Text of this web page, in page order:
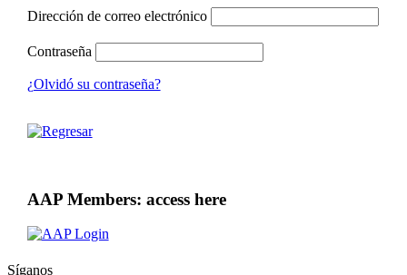
Dirección de correo electrónico
Contraseña
¿Olvidó su contraseña?
AAP Members: access here
Síganos